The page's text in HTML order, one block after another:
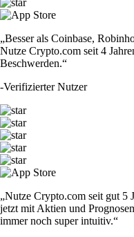
„Besser als Coinbase,
Nutze Crypto.com seit 4
Beschwerden.“
-Verifizierter Nutzer
„Nutze Crypto.com seit gut 5
jetzt mit Aktien und
immer noch super intuitiv.“